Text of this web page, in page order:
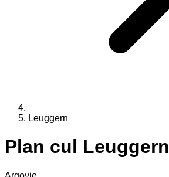
Leuggern
Plan cul Leuggern